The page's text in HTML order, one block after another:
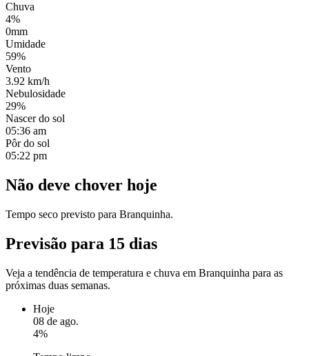
Chuva
4%
0mm
Umidade
59%
Vento
3.92 km/h
Nebulosidade
29%
Nascer do sol
05:36 am
Pôr do sol
05:22 pm
Não deve chover hoje
Tempo seco previsto para Branquinha.
Previsão para 15 dias
Veja a tendência de temperatura e chuva em Branquinha para as
próximas duas semanas.
Hoje
08 de ago.
4%